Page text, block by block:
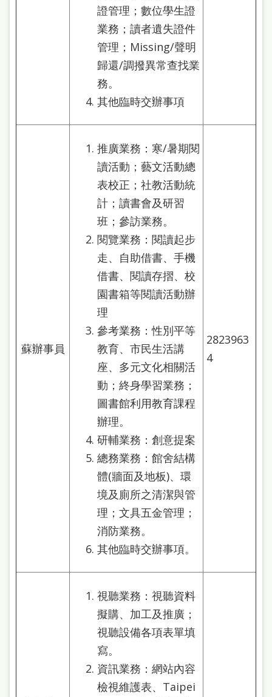
證管理；數位學生證
業務；讀者遺失證件
管理；Missing/聲明
歸還/調撥異常查找業
務。
其他臨時交辦事項
蘇辦事員
推廣業務：寒/暑期閱
讀活動；藝文活動總
表校正；社教活動統
計；讀書會及研習
班；參訪業務。
閱覽業務：閱讀起步
走、自助借書、手機
借書、閱讀存摺、校
園書箱等閱讀活動辦
理
參考業務：性別平等
教育、市民生活講
座、多元文化相關活
動；終身學習業務；
圖書館利用教育課程
辦理。
研輔業務：創意提案
總務業務：館舍結構
體(牆面及地板)、環
境及廁所之清潔與管
理；文具五金管理；
消防業務。
其他臨時交辦事項。
2823963
4
視聽業務：視聽資料
擬購、加工及推廣；
視聽設備各項表單填
寫。
資訊業務：網站內容
檢視維護表、Taipei